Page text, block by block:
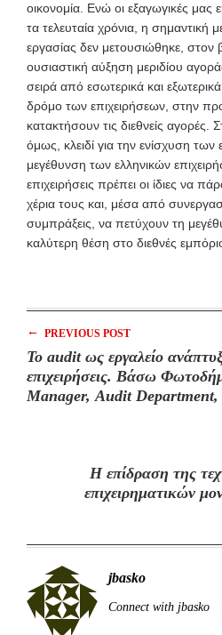
οικονομία. Ενώ οι εξαγωγικές μας
τα τελευταία χρόνια, η σημαντική
εργασίας δεν μετουσιώθηκε,
ουσιαστική αύξηση μεριδίου
σειρά από εσωτερικά και
δρόμο των επιχειρήσεων, στην
κατακτήσουν τις διεθνείς αγορές.
όμως, κλειδί για την ενίσχυση
μεγέθυνση των ελληνικών
επιχειρήσεις πρέπει οι ίδιες να
χέρια τους και, μέσα από
συμπράξεις, να πετύχουν τη
καλύτερη θέση στο διεθνές
← PREVIOUS POST
Το audit ως εργαλείο
επιχειρήσεις. Βάσω
Manager, Audit
Η επίδραση της
επιχειρηματικών
jbasko
Connect with jbasko